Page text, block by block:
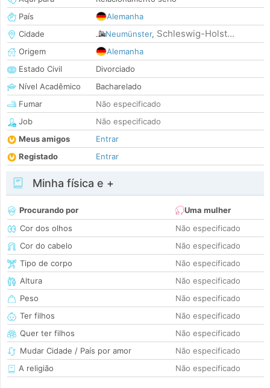
País
Alemanha
Cidade
Neumünster, Schleswig-Holst...
Origem
Alemanha
Estado Civil
Divorciado
Nível Acadêmico
Bacharelado
Fumar
Não especificado
Job
Não especificado
Meus amigos
Entrar
Registado
Entrar
Minha física e +
Procurando por
Uma mulher
Cor dos olhos
Não especificado
Cor do cabelo
Não especificado
Tipo de corpo
Não especificado
Altura
Não especificado
Peso
Não especificado
Ter filhos
Não especificado
Quer ter filhos
Não especificado
Mudar Cidade / País por amor
Não especificado
A religião
Não especificado